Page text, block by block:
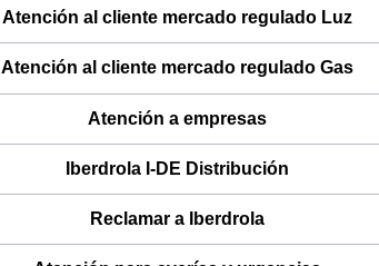
Atención al cliente mercado regulado Luz
Atención al cliente mercado regulado Gas
Atención a empresas
Iberdrola I-DE Distribución
Reclamar a Iberdrola